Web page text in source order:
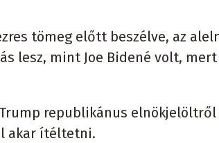
tömeg előtt beszélve, az
lesz, mint Joe Bidené volt,
republikánus
akar ítéltetni.